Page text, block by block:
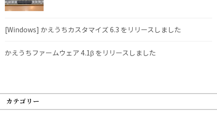
[Windows] かえうちカスタマイズ 6.3 をリリースしました
かえうちファームウェア 4.1β をリリースしました
カテゴリー